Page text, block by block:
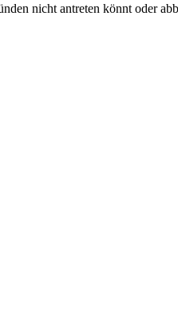
nicht antreten könnt oder